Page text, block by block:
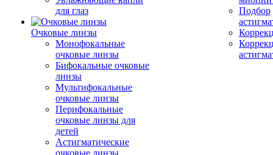
для глаз
Очковые линзы
Монофокальные
очковые линзы
Бифокальные очковые
линзы
Мультифокальные
очковые линзы
Перифокальные
очковые линзы для
детей
Астигматические
очковые линзы
Подбор